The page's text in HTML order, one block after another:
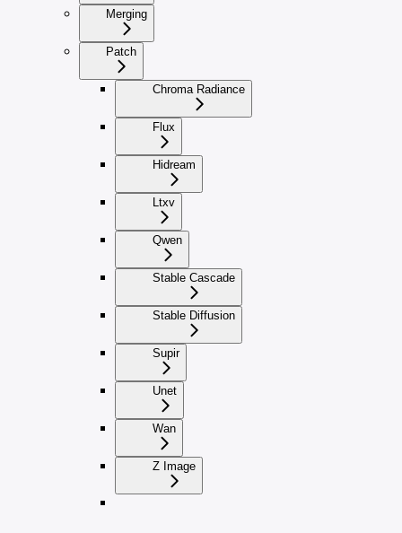
Merging
Patch
Chroma Radiance
Flux
Hidream
Ltxv
Qwen
Stable Cascade
Stable Diffusion
Supir
Unet
Wan
Z Image